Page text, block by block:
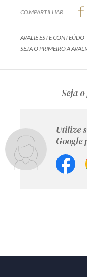
Av.
Batel
COMPARTILHAR
AVALIE ESTE CONTEÚDO
SEJA O PRIMEIRO A
Seja
Utilize